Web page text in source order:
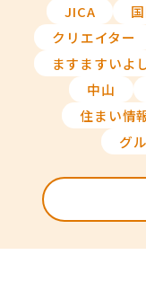
JICA
クリエイター
ますますいよ
中山
住まい情
グ